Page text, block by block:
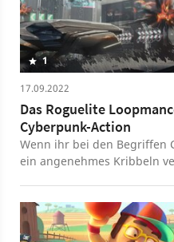
1
17.09.2022
Das Roguelite
Cyberpunk-Action
Wenn ihr bei den Begriffen
ein angenehmes Kribbeln